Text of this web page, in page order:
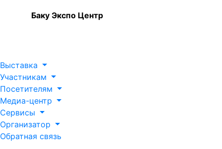
Баку Экспо Центр
Выставка
Участникам
Посетителям
Медиа-центр
Сервисы
Организатор
Обратная связь